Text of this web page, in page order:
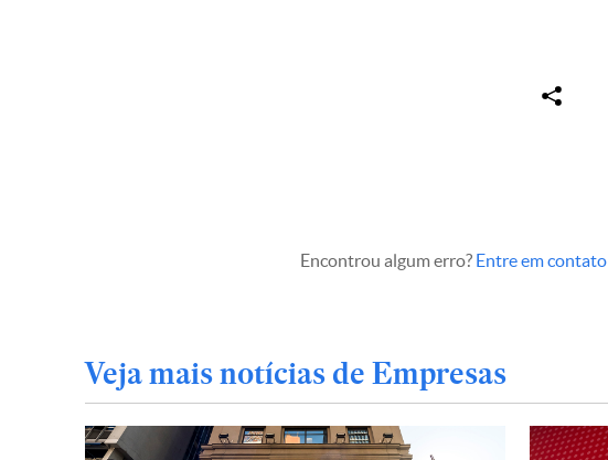
Encontrou algum erro? Entre em contato
Veja mais notícias de Empresas